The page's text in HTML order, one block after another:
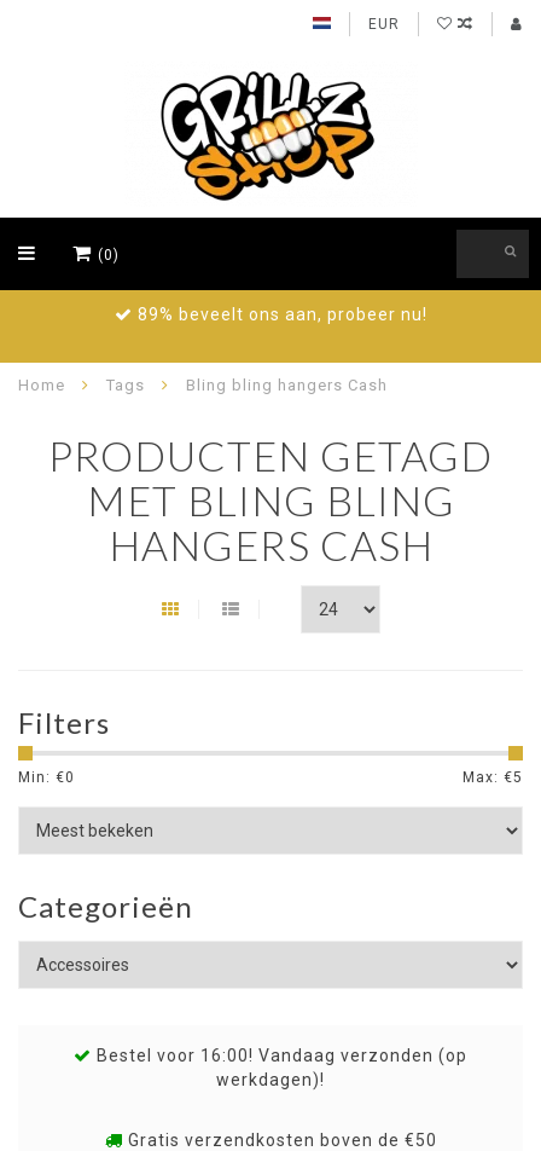
EUR
(0)
89% beveelt ons aan, probeer nu!
Home Tags Bling bling hangers Cash
PRODUCTEN GETAGD
MET BLING BLING
HANGERS CASH
Filters
Min: €0 Max: €5
Categorieën
Bestel voor 16:00! Vandaag verzonden (op
werkdagen)!
Gratis verzendkosten boven de €50